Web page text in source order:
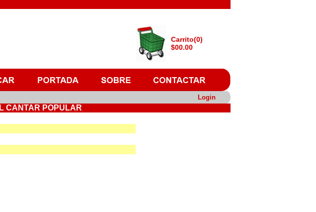
Carrito(0)
$00.00
Login
CANTAR POPULAR